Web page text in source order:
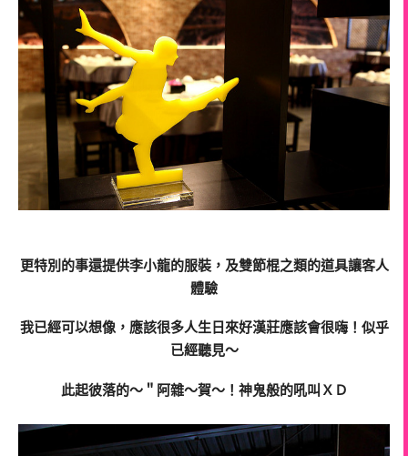
更特別的事還提供李小龍的服裝，及雙節棍之類的道具讓客人
體驗
我已經可以想像，應該很多人生日來好漢莊應該會很嗨！似乎
已經聽見～
此起彼落的～＂阿雜～賀～！神鬼般的吼叫ＸＤ